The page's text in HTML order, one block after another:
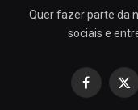
Quer fazer parte da
sociais e
Facebook
X